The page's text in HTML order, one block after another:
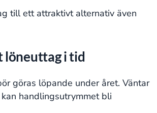
till ett attraktivt alternativ även
löneuttag i tid
göras löpande under året. Väntar
handlingsutrymmet bli